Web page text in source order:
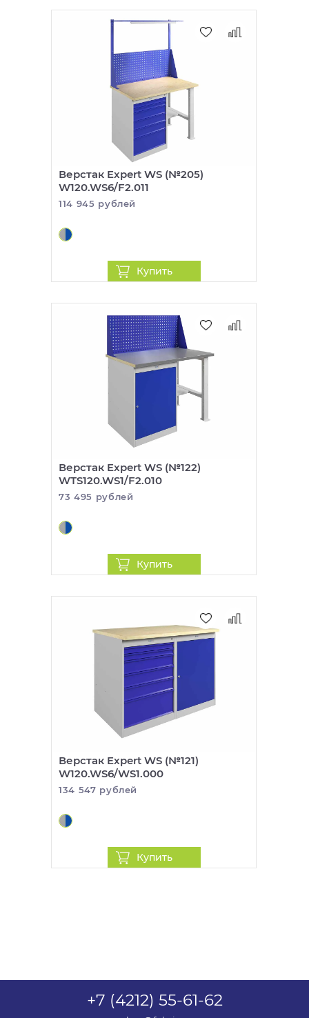
Верстак Expert WS (№205)
W120.WS6/F2.011
114 945 рублей
Купить
Верстак Expert WS (№122)
WTS120.WS1/F2.010
73 495 рублей
Купить
Верстак Expert WS (№121)
W120.WS6/WS1.000
134 547 рублей
Купить
+7 (4212) 55-61-62